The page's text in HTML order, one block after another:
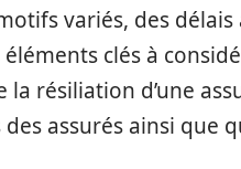
variés, des
clés à
résiliation d’une
assurés ainsi que